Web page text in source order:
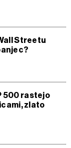
Streetu
500 rastejo
zlato